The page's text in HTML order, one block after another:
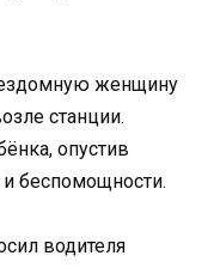
женщину
станции.
опустив
и беспомощности.
водителя